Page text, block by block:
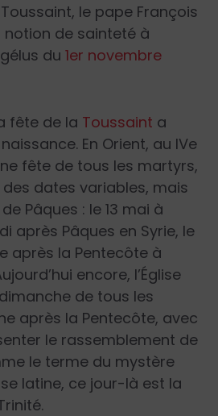
le pape François
notion de sainteté à
du1er novembre
fête de la Toussaint a
En Orient, au IVe
fête de tous les martyrs,
dates variables, mais
Pâques : le 13 mai à
après Pâques en Syrie, le
après la Pentecôte à
encore, l’Église
de tous les
après la Pentecôte, avec
le rassemblement de
le terme du mystère
latine, ce jour-là est la